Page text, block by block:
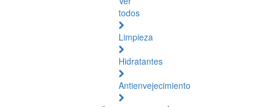
todos
Limpieza
Hidratantes
Antienvejecimiento